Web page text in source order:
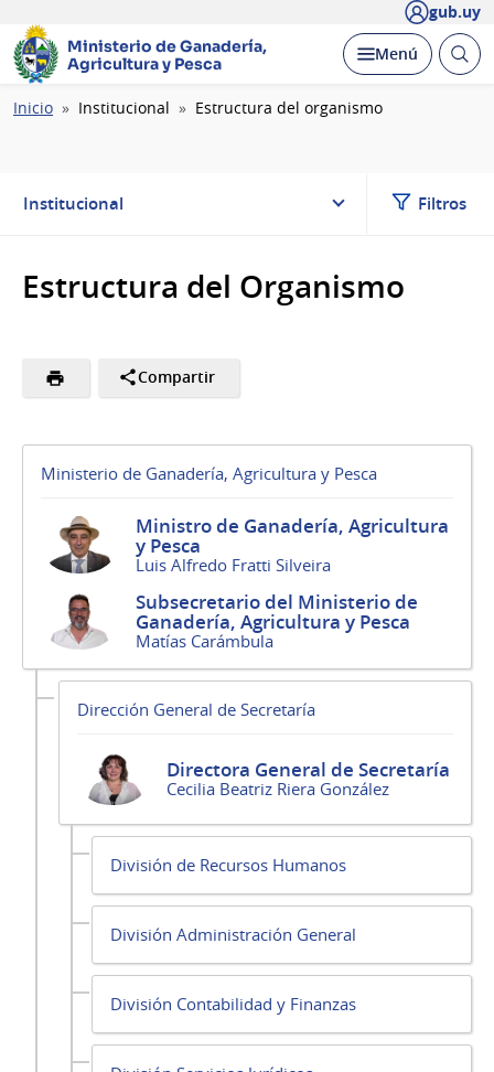
gub.uy
Ministerio de Ganadería,
Agricultura y Pesca
Desplegar
Menú Abrir
Ruta
Inicio Institucional Estructura del organismo
Institucional Filtros
Estructura del Organismo
Compartir
Ministerio de Ganadería, Agricultura y Pesca
Ministro de Ganadería, Agricultura
y Pesca
Luis Alfredo Fratti Silveira
Subsecretario del Ministerio de
Ganadería, Agricultura y Pesca
Matías Carámbula
Dirección General de Secretaría
Directora General de Secretaría
Cecilia Beatriz Riera González
División de Recursos Humanos
División Administración General
División Contabilidad y Finanzas